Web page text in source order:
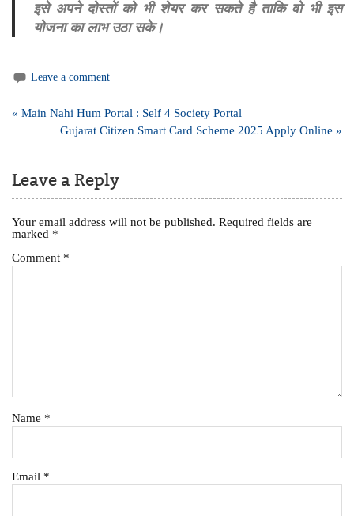
इसे अपने दोस्तों को भी शेयर कर सकते है ताकि वो भी इस
योजना का लाभ उठा सके।
Leave a comment
Post
navigation
« Main Nahi Hum Portal : Self 4 Society Portal
Gujarat Citizen Smart Card Scheme 2025 Apply Online »
Leave a Reply
Your email address will not be published. Required fields are
marked *
Comment *
Name *
Email *